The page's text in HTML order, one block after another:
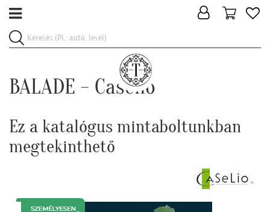
BALADE - Caselio
Ez a katalógus mintaboltunkban
megtekinthető